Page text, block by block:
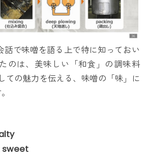
話で味噌を語る上で特に知っておい
のは、美味しい「和食」の調味料
ての魅力を伝える、味噌の「味」に
sweet